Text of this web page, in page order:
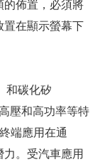
的佈置，必須將
置在顯示螢幕下
和碳化矽
壓和高功率等特
端應用在通
。受汽車應用